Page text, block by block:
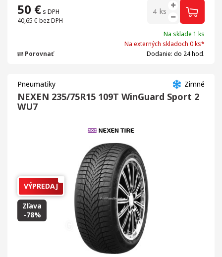
50 € s DPH
40,65 € bez DPH
ks
Na sklade 1 ks
Na externých skladoch 0 ks*
Dodanie: do 24 hod.
Porovnať
Zimné
Pneumatiky
NEXEN 235/75R15 109T WinGuard Sport 2
WU7
VÝPREDAJ
Zľava
-78%